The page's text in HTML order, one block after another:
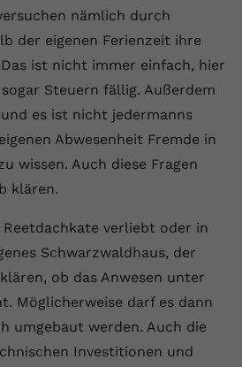
nämlich durch
der eigenen Ferienzeit ihre
ist nicht immer einfach, hier
Steuern fällig. Außerdem
es ist nicht jedermanns
Abwesenheit Fremde in
wissen. Auch diese Fragen
klären.
verliebt oder in
Schwarzwaldhaus, der
ob das Anwesen unter
Möglicherweise darf es dann
umgebaut werden. Auch die
Investitionen und